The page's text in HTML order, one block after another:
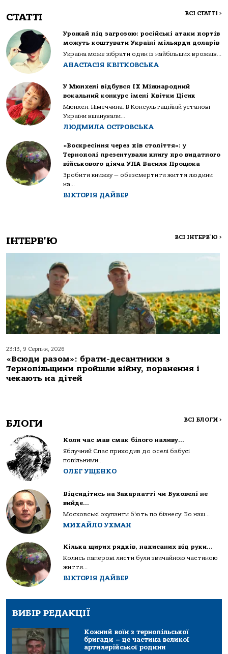
СТАТТІ ВСІ СТАТТІ >
Урожай під загрозою: російські атаки портів
можуть коштувати Україні мільярди доларів
Україна може зібрати один із найбільших врожаїв...
АНАСТАСІЯ КВІТКОВСЬКА
У Мюнхені відбувся IX Міжнародний
вокальний конкурс імені Квітки Цісик
Мюнхен. Німеччина. В Консультаційній установі
України вшанували...
ЛЮДМИЛА ОСТРОВСЬКА
«Воскресіння через пів століття»: у
Тернополі презентували книгу про видатного
військового діяча УПА Василя Процюка
Зробити книжку — обезсмертити життя людини
на...
ВІКТОРІЯ ДАЙВЕР
ІНТЕРВ'Ю ВСІ ІНТЕРВ'Ю >
23:13, 9 Серпня, 2026
«Всюди разом»: брати-десантники з
Тернопільщини пройшли війну, поранення і
чекають на дітей
БЛОГИ ВСІ БЛОГИ >
Коли час мав смак білого наливу…
Яблучний Спас приходив до оселі бабусі
повільними...
ОЛЕГ УЩЕНКО
Відсидітись на Закарпатті чи Буковелі не
вийде…
Московські окупанти б’ють по бізнесу. Бо наш...
МИХАЙЛО УХМАН
Кілька щирих рядків, написаних від руки…
Колись паперові листи були звичайною частиною
життя...
ВІКТОРІЯ ДАЙВЕР
ВИБІР РЕДАКЦІЇ
Кожний воїн з тернопільської
бригади – це частина великої
артилерійської родини